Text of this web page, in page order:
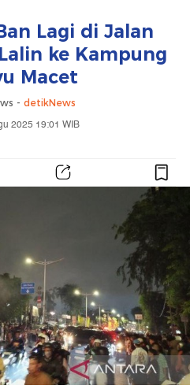
Lagi di Jalan
ke Kampung
Macet
- detikNews
2025 19:01 WIB